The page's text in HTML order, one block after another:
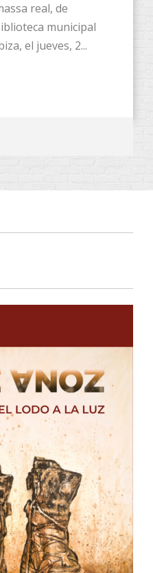
real, de
municipal
el jueves, 2...